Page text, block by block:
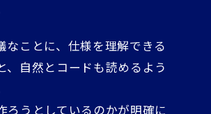
なことに、仕様を理解できる
、自然とコードも読めるよう
ろうとしているのかが明確に